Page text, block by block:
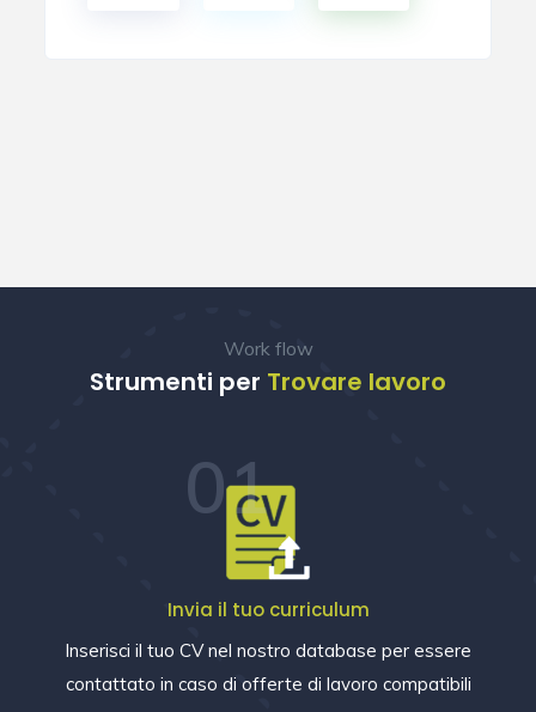
Work flow
Strumenti per Trovare lavoro
01
Invia il tuo curriculum
Inserisci il tuo CV nel nostro database per essere
contattato in caso di offerte di lavoro compatibili